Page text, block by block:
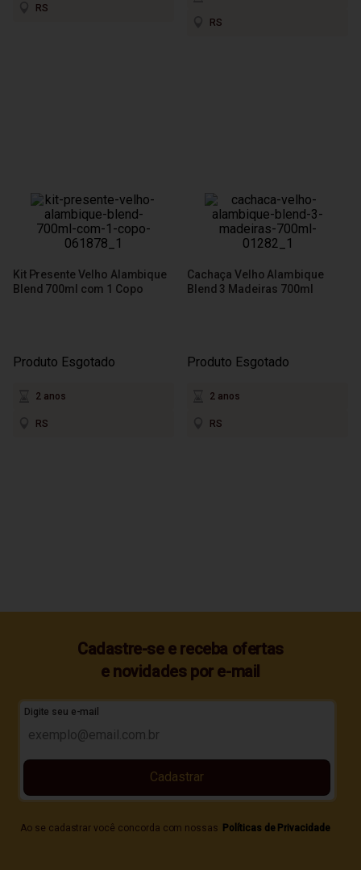
RS
RS
Kit Presente Velho Alambique
Blend 700ml com 1 Copo
Produto Esgotado
2 anos
RS
Cachaça Velho Alambique
Blend 3 Madeiras 700ml
Produto Esgotado
2 anos
RS
Cadastre-se e receba ofertas
e novidades por e-mail
Digite seu e-mail
Ao se cadastrar você concorda com nossas Políticas de Privacidade
Cadastrar